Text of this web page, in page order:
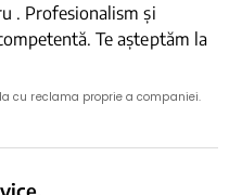
. Profesionalism și
Te așteptăm la
cu reclama proprie a companiei.